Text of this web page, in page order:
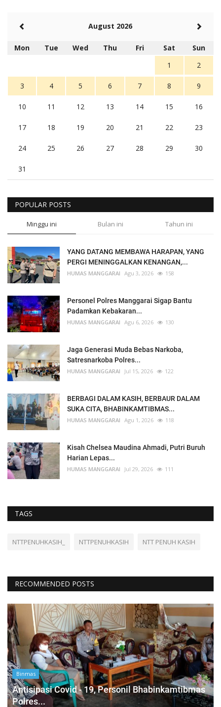
August 2026
Mon Tue Wed Thu Fri Sat
Sun
1
2
3 4 5 6 7 8 9
10 11 12 13 14 15 16
17 18 19 20 21 22 23
24 25 26 27 28 29 30
31
POPULAR POSTS
Minggu ini Bulan ini Tahun ini
YANG DATANG MEMBAWA HARAPAN, YANG
PERGI MENINGGALKAN KENANGAN,...
HUMAS MANGGARAI Agu 3, 2026 158
Personel Polres Manggarai Sigap Bantu
Padamkan Kebakaran...
HUMAS MANGGARAI Agu 6, 2026 130
Jaga Generasi Muda Bebas Narkoba,
Satresnarkoba Polres...
HUMAS MANGGARAI Jul 15, 2026 122
BERBAGI DALAM KASIH, BERBAUR DALAM
SUKA CITA, BHABINKAMTIBMAS...
HUMAS MANGGARAI Agu 1, 2026 118
Kisah Chelsea Maudina Ahmadi, Putri Buruh
Harian Lepas...
HUMAS MANGGARAI Jul 29, 2026 111
TAGS
NTTPENUHKASIH_ NTTPENUHKASIH NTT PENUH KASIH
RECOMMENDED POSTS
Binmas
Antisipasi Covid - 19, Personil Bhabinkamtibmas
Polres...